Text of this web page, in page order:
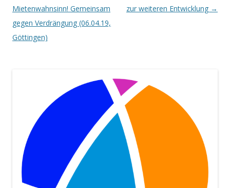
Mietenwahnsinn! Gemeinsam
gegen Verdrängung (06.04.19,
Göttingen)
zur weiteren Entwicklung →